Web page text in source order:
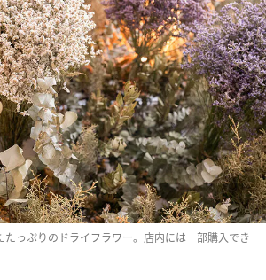
たっぷりのドライフラワー。店内には一部購入でき